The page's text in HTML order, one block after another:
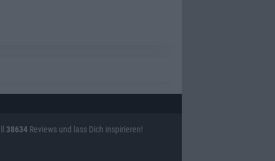
38634 Reviews und lass Dich inspirieren!